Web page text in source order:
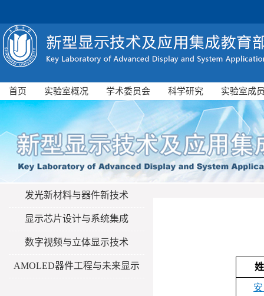
首页 实验室概况 学术委员会 科学研究 实验室成
发光新材料与器件新技术
显示芯片设计与系统集成
数字视频与立体显示技术
AMOLED器件工程与未来显示